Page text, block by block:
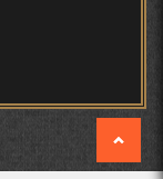
ҚУТБӢ